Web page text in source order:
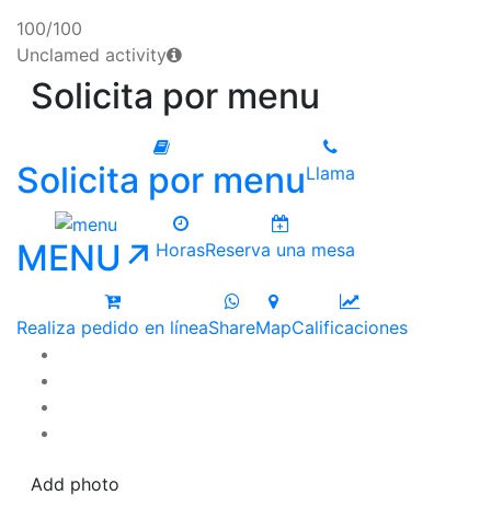
100/100
Unclamed activity
Solicita por menu
Solicita por menuLlama
MENU↗ HorasReserva una mesa
Realiza pedido en líneaShareMapCalificaciones
Add photo